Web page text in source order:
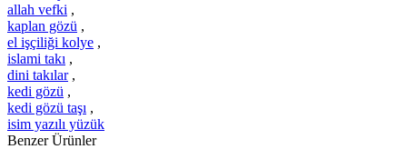
allah vefki ,
kaplan gözü ,
el işçiliği kolye ,
islami takı ,
dini takılar ,
kedi gözü ,
kedi gözü taşı ,
isim yazılı yüzük
Benzer Ürünler